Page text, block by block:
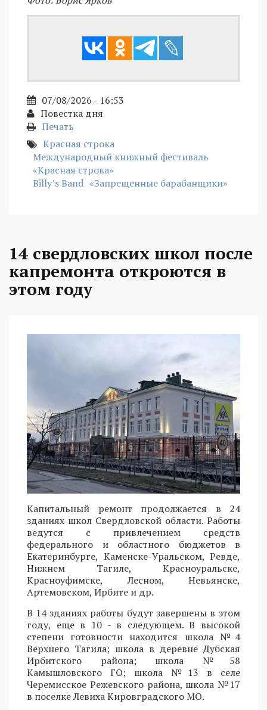
07/08/2026 - 16:53
Повестка дня
Печать
Красная строка
Международный книжный фестиваль
«Красная строка»
Billy’s Band «Запрещенные барабанщики»
14 свердловских школ после
капремонта откроются в
этом году
Капитальный ремонт продолжается в 24
зданиях школ Свердловской области. Работы
ведутся с привлечением средств
федерального и областного бюджетов в
Екатеринбурге, Каменске-Уральском, Ревде,
Нижнем Тагиле, Красноуральске,
Красноуфимске, Лесном, Невьянске,
Артемовском, Ирбите и др.
В 14 зданиях работы будут завершены в этом
году, еще в 10 - в следующем. В высокой
степени готовности находится школа №4
Верхнего Тагила; школа в деревне Дубская
Ирбитского района; школа №58
Камышловского ГО; школа №13 в селе
Черемисское Режевского района, школа №17
в поселке Левиха Кировградского МО.